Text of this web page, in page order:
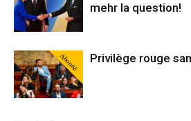
mehr la question!
Abonné Privilège rouge